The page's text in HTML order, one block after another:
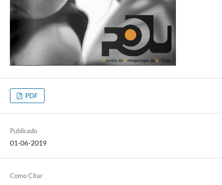
PDF
Publicado
01-06-2019
Como Citar